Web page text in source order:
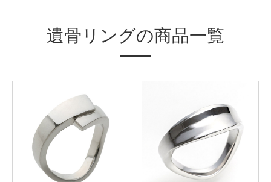
遺骨リングの商品一覧